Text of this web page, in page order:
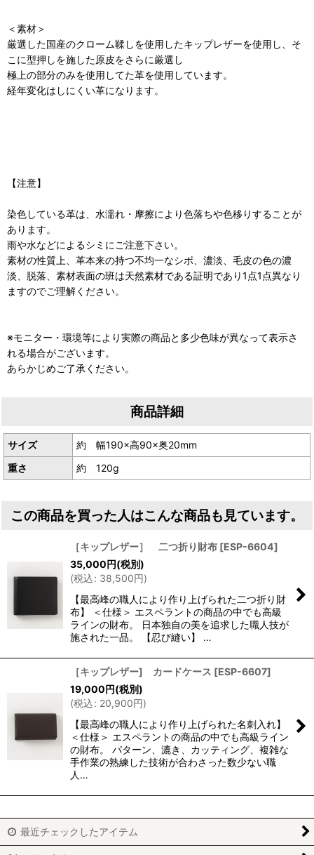
＜素材＞
厳選した国産のクローム鞣しを使用したキップレザーを使用し、そ
こに型押しを施した原皮をさらに厳選し
極上の部分のみを使用してた革を使用しています。
経年変化はしにくい革になります。
【注意】
染色している革は、水濡れ・摩擦により色落ちや色移りすることが
あります。
雨や水などによるシミにご注意下さい。
素材の性質上、革本来の持つ不均一なシボ、濃淡、毛皮の色の濃
淡、脱落、素材表面の班は天然素材である証明であり1点1点異なり
ますのでご理解ください。
※モニター・環境等により実際の商品と多少色味が異なって表示さ
れる場合がございます。
あらかじめご了承ください。
商品詳細
サイズ
約 幅190×高90×奥20mm
重さ
約 120g
この商品を買った人はこんな商品も見ています。
［キップレザー］ 二つ折り財布 [ESP-6604]
35,000円(税別)
(税込: 38,500円)
【最高峰の職人により作り上げられた二つ折り財
布】 ＜仕様＞ エスペラントの商品の中でも高級
ラインの財布。 日本独自の美を追求した職人技が
施された一品。 【忍び縫い】 …
［キップレザー] カードケース [ESP-6607]
19,000円(税別)
(税込: 20,900円)
【最高峰の職人により作り上げられた名刺入れ】
＜仕様＞ エスペラントの商品の中でも高級ライン
の財布。 パターン、漉き、カッティング、複雑な
手作業の熟練した技術が合わさった数少ない職
人…
最近チェックしたアイテム